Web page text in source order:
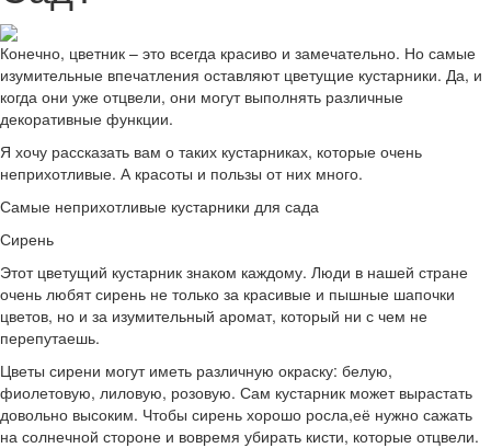
Конечно, цветник – это всегда красиво и замечательно. Но самые
изумительные впечатления оставляют цветущие кустарники. Да, и
когда они уже отцвели, они могут выполнять различные
декоративные функции.
Я хочу рассказать вам о таких кустарниках, которые очень
неприхотливые. А красоты и пользы от них много.
Самые неприхотливые кустарники для сада
Сирень
Этот цветущий кустарник знаком каждому. Люди в нашей стране
очень любят сирень не только за красивые и пышные шапочки
цветов, но и за изумительный аромат, который ни с чем не
перепутаешь.
Цветы сирени могут иметь различную окраску: белую,
фиолетовую, лиловую, розовую. Сам кустарник может вырастать
довольно высоким. Чтобы сирень хорошо росла,её нужно сажать
на солнечной стороне и вовремя убирать кисти, которые отцвели.